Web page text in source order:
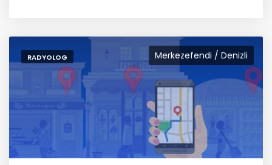
Merkezefendi / Denizli
RADYOLOG